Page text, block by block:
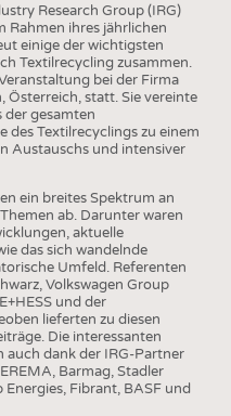
Research Group (IRG)
Rahmen ihres jährlichen
einige der wichtigsten
Textilrecycling zusammen.
bei der Firma
Österreich, statt. Sie vereinte
gesamten
des Textilrecyclings zu einem
Austauschs und intensiver
ein breites Spektrum an
ab. Darunter waren
aktuelle
das sich wandelnde
Umfeld. Referenten
Volkswagen Group
und der
lieferten zu diesen
Die interessanten
auch dank der IRG-Partner
Barmag, Stadler
Fibrant, BASF und